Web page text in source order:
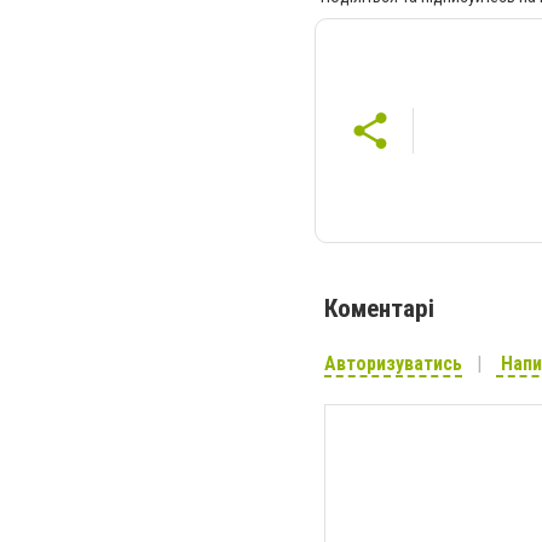
Коментарі
Авторизуватись